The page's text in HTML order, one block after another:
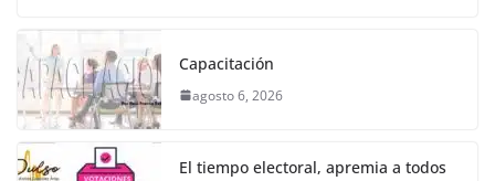
k
c
e
b
o
o
itt
er s
A
p
e
n
er
Capacitación
agosto 6, 2026
El tiempo electoral, apremia a todos